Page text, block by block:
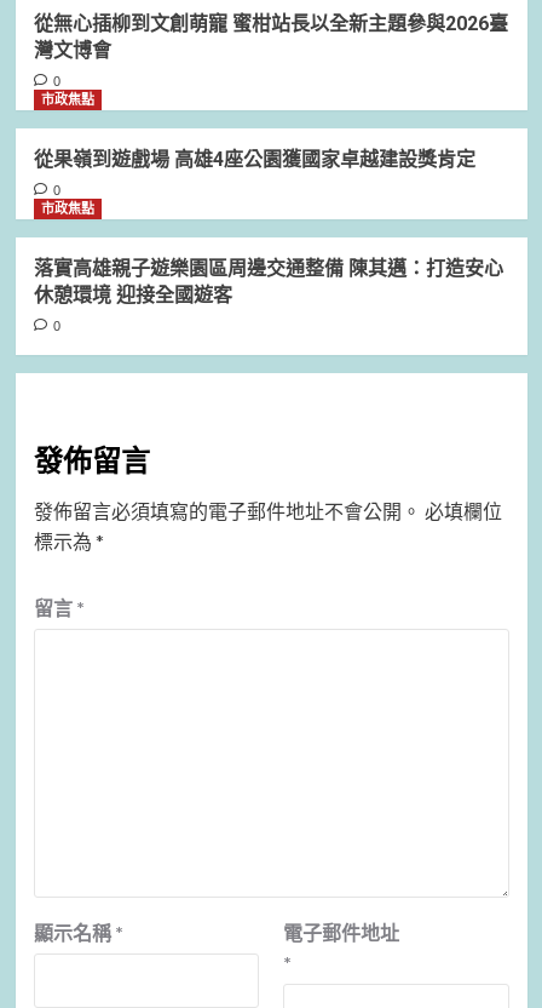
從無心插柳到文創萌寵 蜜柑站長以全新主題參與2026臺
灣文博會
0
市政焦點
從果嶺到遊戲場 高雄4座公園獲國家卓越建設獎肯定
0
市政焦點
落實高雄親子遊樂園區周邊交通整備 陳其邁：打造安心
休憩環境 迎接全國遊客
0
發佈留言
發佈留言必須填寫的電子郵件地址不會公開。 必填欄位
標示為 *
留言 *
顯示名稱 *
電子郵件地址
*